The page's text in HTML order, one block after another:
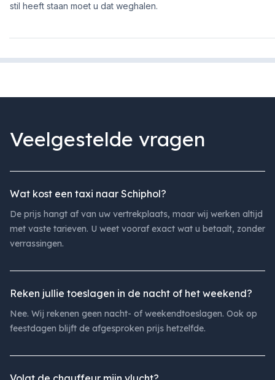
stil heeft staan moet u dat weghalen.
Veelgestelde vragen
Wat kost een taxi naar Schiphol?
De prijs hangt af van uw vertrekplaats, maar wij werken altijd
met vaste tarieven. U weet vooraf exact wat u betaalt, zonder
verrassingen.
Reken jullie toeslagen in de nacht of het weekend?
Nee. Wij rekenen geen nacht- of weekendtoeslagen. Ook op
feestdagen blijft de afgesproken prijs hetzelfde.